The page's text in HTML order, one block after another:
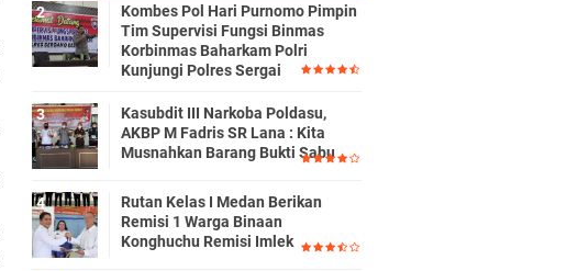
Kombes Pol Hari Purnomo Pimpin
Tim Supervisi Fungsi Binmas
Korbinmas Baharkam Polri
Kunjungi Polres Sergai
Kasubdit III Narkoba Poldasu,
AKBP M Fadris SR Lana : Kita
Musnahkan Barang Bukti Sabu
Rutan Kelas I Medan Berikan
Remisi 1 Warga Binaan
Konghuchu Remisi Imlek